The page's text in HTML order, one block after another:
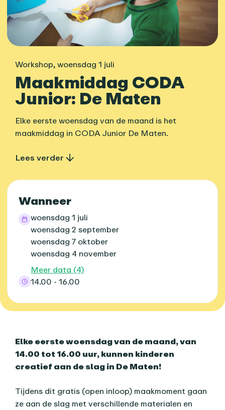
Workshop,woensdag 1 juli
Maakmiddag CODA
Junior: De Maten
Elke eerste woensdag van de maand is het
maakmiddag in CODA Junior De Maten.
Lees verder
Praktische informatie
Wanneer
woensdag 1 juli
woensdag 2 september
woensdag 7 oktober
woensdag 4 november
Meer data (4)
14.00 - 16.00
Over dit agenda-item
Elke eerste woensdag van de maand, van
14.00 tot 16.00 uur, kunnen kinderen
creatief aan de slag in De Maten!
Tijdens dit gratis (open inloop) maakmoment gaan
ze aan de slag met verschillende materialen en